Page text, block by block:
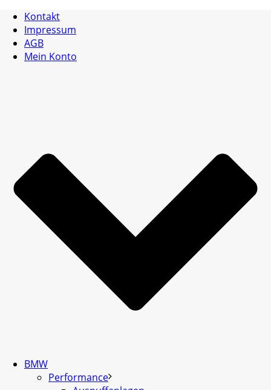
Kontakt
Impressum
AGB
Mein Konto
BMW
Performance